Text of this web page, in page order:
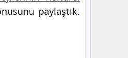
paylaştık.